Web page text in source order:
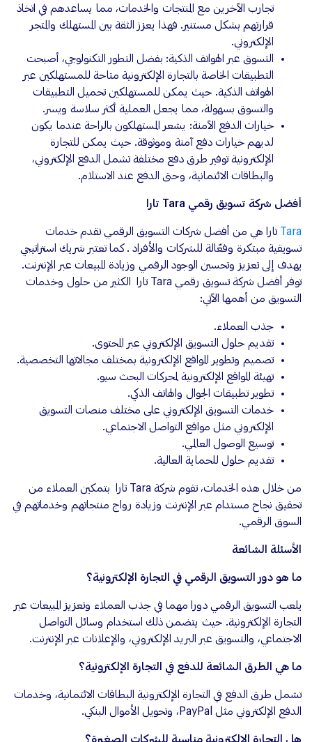
تجارب الآخرين مع المنتجات والخدمات، مما يساعدهم في اتخاذ
قرارتهم بشكل مستنير. فهذا يعزز الثقة بين المستهلك والمتجر
الإلكتروني.
التسوق عبر الهواتف الذكية: بفضل التطور التكنولوجي، أصبحت
التطبيقات الخاصة بالتجارة الإلكترونية متاحة للمستهلكين عبر
الهواتف الذكية. حيث يمكن للمستهلكين تحميل التطبيقات
والتسوق بسهولة، مما يجعل العملية أكثر سلاسة ويسر.
خيارات الدفع الآمنة: يشعر المستهلكون بالراحة عندما يكون
لديهم خيارات دفع آمنة وموثوقة. حيث يمكن للتجارة
الإلكترونية توفير طرق دفع مختلفة تشمل الدفع الإلكتروني،
والبطاقات الائتمانية، وحتى الدفع عند الاستلام.
أفضل شركة تسويق رقمي Tara تارا
Tara تارا هي من أفضل شركات التسويق الرقمي تقدم خدمات
تسويقية مبتكرة وفعّالة للشركات والأفراد . كما تعتبر شريك استراتيجي
يهدف إلى تعزيز وتحسين الوجود الرقمي وزيادة المبيعات عبر الإنترنت.
توفر أفضل شركة تسويق رقمي Tara تارا الكثير من حلول وخدمات
التسويق من أهمها الآتي:
جذب العملاء.
تقديم حلول التسويق الإلكتروني عبر المحتوى.
تصميم وتطوير المواقع الإلكترونية بمختلف مجالاتها التخصصية.
تهيئة المواقع الإلكترونية لمحركات البحث سيو.
تطوير تطبيقات الجوال والهاتف الذكي.
خدمات التسويق الإلكتروني على مختلف منصات التسويق
الإلكتروني مثل مواقع التواصل الاجتماعي.
توسيع الوصول العالمي.
تقديم حلول للحماية العالية.
من خلال هذه الخدمات، تقوم شركة Tara تارا بتمكين العملاء من
تحقيق نجاح مستدام عبر الإنترنت وزيادة رواج منتجاتهم وخدماتهم في
السوق الرقمي.
الأسئلة الشائعة
ما هو دور التسويق الرقمي في التجارة الإلكترونية؟
يلعب التسويق الرقمي دورا مهما في جذب العملاء وتعزيز المبيعات عبر
التجارة الإلكترونية. حيث يتضمن ذلك استخدام وسائل التواصل
الاجتماعي، والتسويق عبر البريد الإلكتروني، والإعلانات عبر الإنترنت.
ما هي الطرق الشائعة للدفع في التجارة الإلكترونية؟
تشمل طرق الدفع في التجارة الإلكترونية البطاقات الائتمانية، وخدمات
الدفع الإلكتروني مثل PayPal، وتحويل الأموال البنكي.
هل التجارة الإلكترونية مناسبة للشركات الصغيرة؟